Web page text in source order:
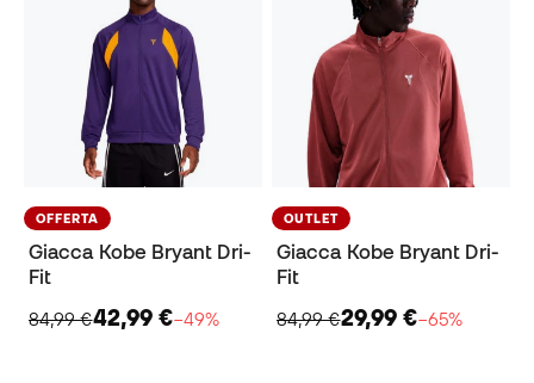
OFFERTA
Giacca Kobe Bryant Dri-
Fit
84,99 €42,99 €−49%
OUTLET
Giacca Kobe Bryant Dri-
Fit
84,99 €29,99 €−65%